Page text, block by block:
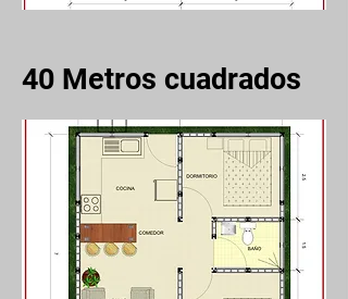
40 Metros cuadrados